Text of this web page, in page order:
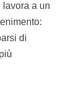
lavora a un
di